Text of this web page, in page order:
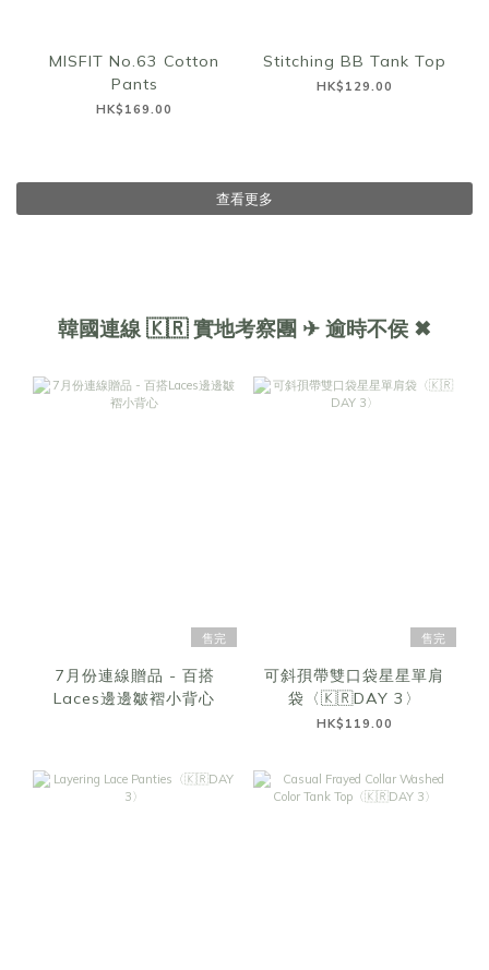
MISFIT No.63 Cotton
Pants
HK$169.00
Stitching BB Tank Top
HK$129.00
查看更多
韓國連線 🇰🇷 實地考察團 ✈ 逾時不侯 ✖︎
售完
7月份連線贈品 - 百搭
Laces邊邊皺褶小背心
售完
可斜孭帶雙口袋星星單肩
袋〈🇰🇷DAY 3〉
HK$119.00